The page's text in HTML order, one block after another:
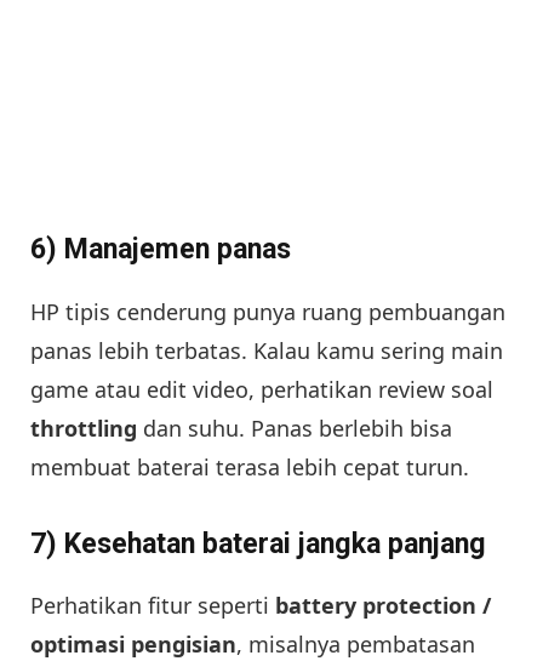
6) Manajemen panas
HP tipis cenderung punya ruang pembuangan
panas lebih terbatas. Kalau kamu sering main
game atau edit video, perhatikan review soal
throttling dan suhu. Panas berlebih bisa
membuat baterai terasa lebih cepat turun.
7) Kesehatan baterai jangka panjang
Perhatikan fitur seperti battery protection /
optimasi pengisian, misalnya pembatasan